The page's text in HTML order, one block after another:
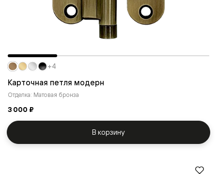
Карточная петля модерн
Отделка: Матовая бронза
3 000 ₽
+4
В корзину